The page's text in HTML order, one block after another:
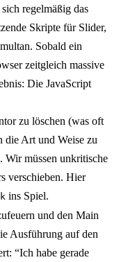
regelmäßig das
Skripte für Slider,
Sobald ein
zeitgleich massive
Die JavaScript
zu löschen (was oft
die Art und Weise zu
Wir müssen unkritische
verschieben. Hier
ins Spiel.
und den Main
Ausführung auf den
“Ich habe gerade